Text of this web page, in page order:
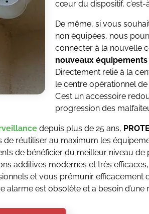
cœur du dispositif, c’est-
De même, si vous
non équipées, nous
connecter à la nouvelle
nouveaux
Directement relié à la
le centre opérationnel
C’est un accessoire
progression des
depuis plus de 25 ans,
de réutiliser au maximum les
de bénéficier du meilleur niveau
additives modernes et très
et vous prémunir efficacement
alarme est obsolète et a besoin d’une